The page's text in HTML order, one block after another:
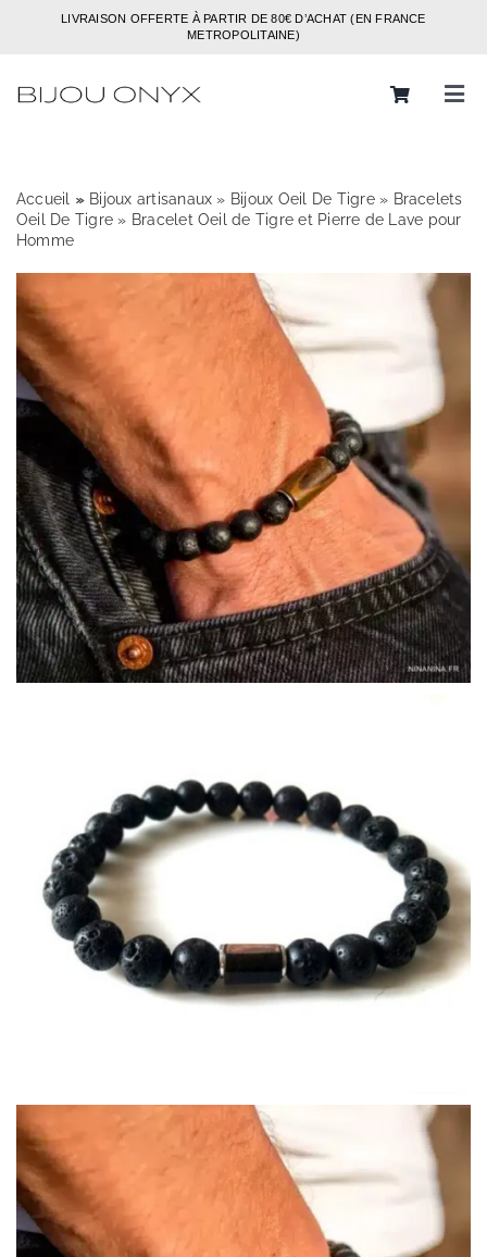
LIVRAISON OFFERTE À PARTIR DE 80€ D’ACHAT (EN FRANCE
METROPOLITAINE)
Bijoux
Boucles d’oreilles
Bracelets
Colliers
Chaines
COLLECTIONS DE BIJOUX
Idées Cadeaux
NOUVEAUTES
Accueil »
» Bijoux artisanaux » Bijoux Oeil De Tigre» Bracelets
Oeil De Tigre » Bracelet Oeil de Tigre et Pierre de Lave pour
Homme